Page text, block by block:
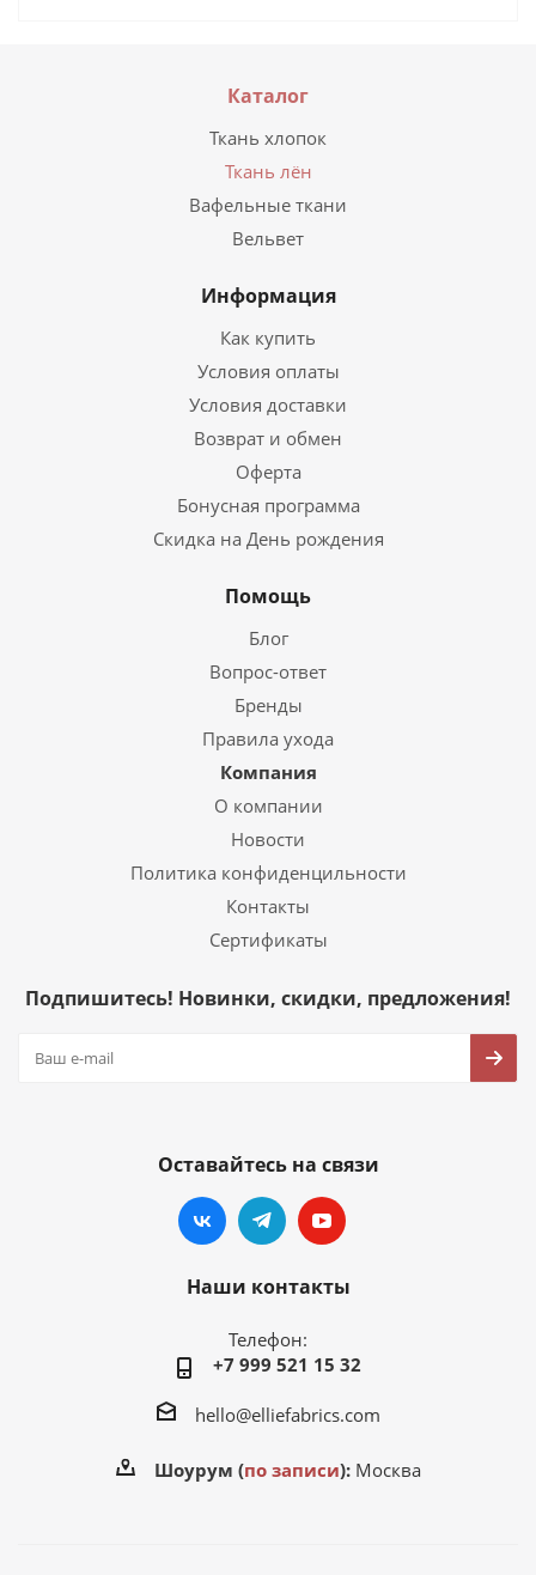
Каталог
Ткань хлопок
Ткань лён
Вафельные ткани
Вельвет
Информация
Как купить
Условия оплаты
Условия доставки
Возврат и обмен
Оферта
Бонусная программа
Скидка на День рождения
Помощь
Блог
Вопрос-ответ
Бренды
Правила ухода
Компания
О компании
Новости
Политика конфиденцильности
Контакты
Сертификаты
Подпишитесь! Новинки, скидки, предложения!
Оставайтесь на связи
Наши контакты
Телефон:
+7 999 521 15 32
hello@elliefabrics.com
Шоурум (по записи):Москва